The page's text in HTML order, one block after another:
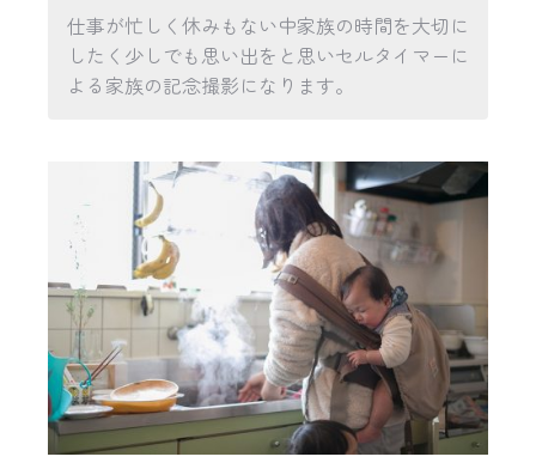
仕事が忙しく休みもない中家族の時間を大切に
したく少しでも思い出をと思いセルタイマーに
よる家族の記念撮影になります。